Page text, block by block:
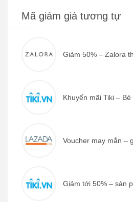
Mã giảm giá tương tự
Giảm 50% – Zalora
Khuyến mãi Tiki – Bé
Voucher may mắn –
Giảm tới 50% – sản